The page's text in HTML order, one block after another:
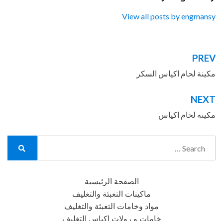
View all posts by engmansy
تصفّح
المقالات
PREV
مكينة لحام اكياس السكر
NEXT
مكينه لحام اكياس
الصفحة الرئيسية
ماكينات التعبئة والتغليف
مواد وخامات التعبئة والتغليف
خامات و رولات اكياس التغليف